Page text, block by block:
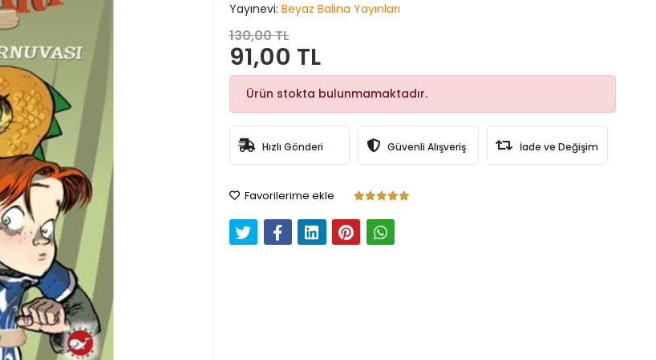
Yayınevi: Beyaz Balina Yayınları
130,00 TL
91,00 TL
Ürün stokta bulunmamaktadır.
Hızlı Gönderi Güvenli Alışveriş İade ve Değişim
Favorilerime ekle